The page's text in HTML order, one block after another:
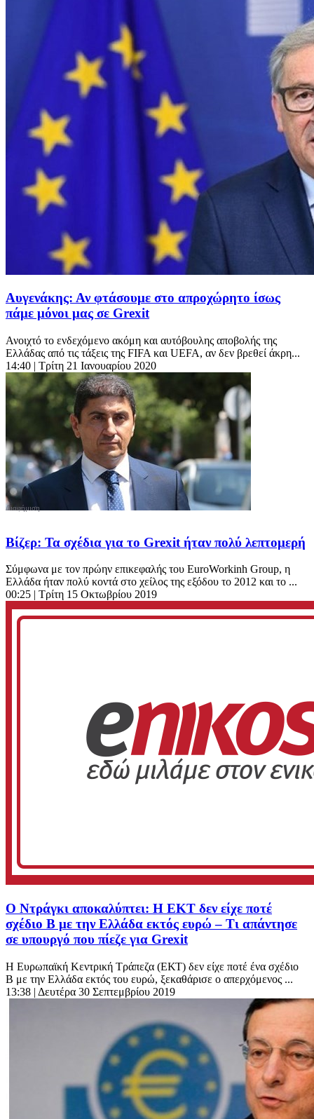
Αυγενάκης: Αν φτάσουμε στο απροχώρητο ίσως
πάμε μόνοι μας σε Grexit
Ανοιχτό το ενδεχόμενο ακόμη και αυτόβουλης αποβολής της
Ελλάδας από τις τάξεις της FIFA και UEFA, αν δεν βρεθεί άκρη...
14:40 | Τρίτη 21 Ιανουαρίου 2020
Βίζερ: Τα σχέδια για το Grexit ήταν πολύ λεπτομερή
Σύμφωνα με τον πρώην επικεφαλής του EuroWorkinh Group, η
Ελλάδα ήταν πολύ κοντά στο χείλος της εξόδου το 2012 και το ...
00:25 | Τρίτη 15 Οκτωβρίου 2019
Ο Ντράγκι αποκαλύπτει: Η ΕΚΤ δεν είχε ποτέ
σχέδιο Β με την Ελλάδα εκτός ευρώ – Τι απάντησε
σε υπουργό που πίεζε για Grexit
H Ευρωπαϊκή Κεντρική Τράπεζα (ΕΚΤ) δεν είχε ποτέ ένα σχέδιο
B με την Ελλάδα εκτός του ευρώ, ξεκαθάρισε ο απερχόμενος ...
13:38 | Δευτέρα 30 Σεπτεμβρίου 2019